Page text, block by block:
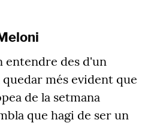
entendre des d'un
més evident que
de la setmana
que hagi de ser un